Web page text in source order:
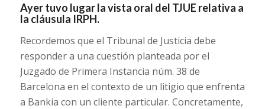
Ayer tuvo lugar la vista oral del TJUE relativa a
la cláusula IRPH.
Recordemos que el Tribunal de Justicia debe
responder a una cuestión planteada por el
Juzgado de Primera Instancia núm. 38 de
Barcelona en el contexto de un litigio que enfrenta
a Bankia con un cliente particular. Concretamente,